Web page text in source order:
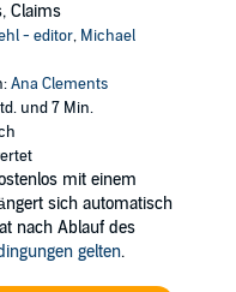
Claims
- editor, Michael
Ana Clements
und 7 Min.
mit einem
sich automatisch
nach Ablauf des
gelten.